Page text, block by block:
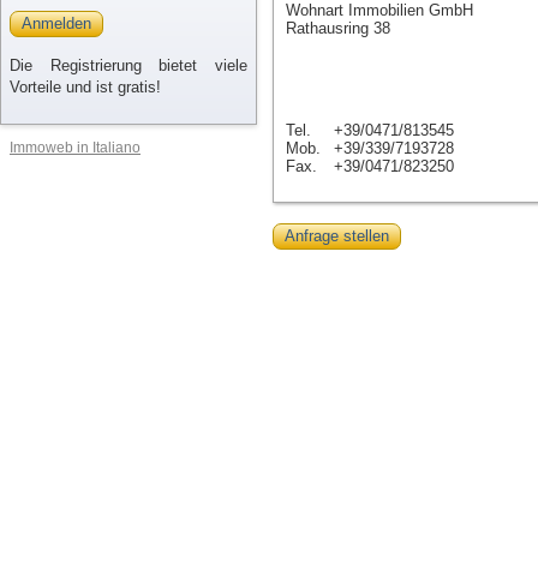
Anmelden
Die Registrierung bietet viele
Vorteile und ist gratis!
Immoweb in Italiano
Wohnart Immobilien GmbH
Rathausring 38
Tel.
+39/0471/813545
Mob.
+39/339/7193728
Fax.
+39/0471/823250
Anfrage stellen